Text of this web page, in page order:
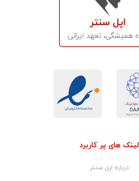
لینک های پر کاربرد
درباره اپل سنتر